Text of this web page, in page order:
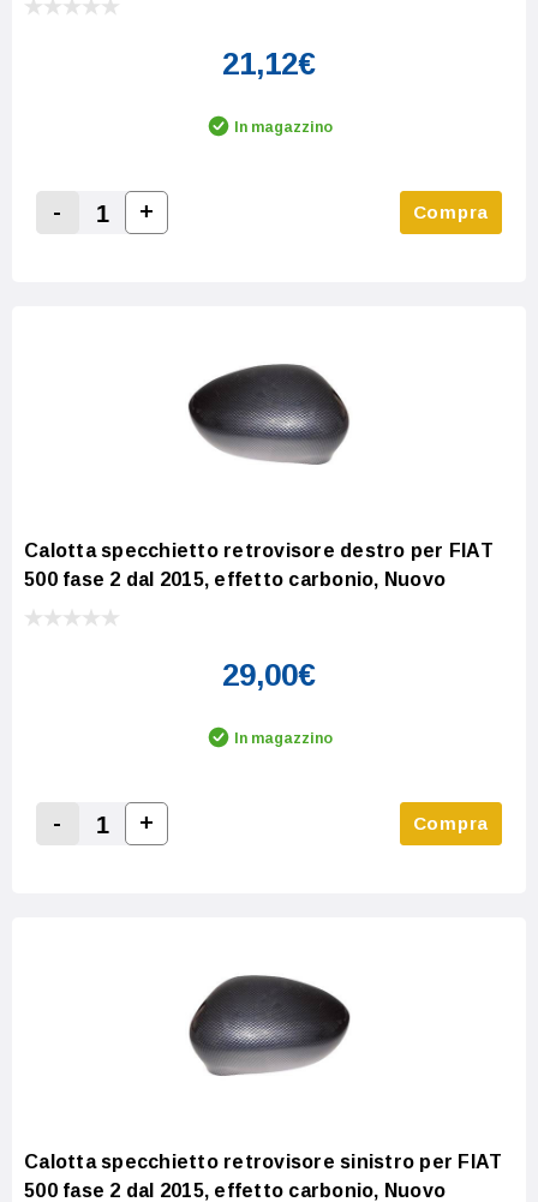
21,12€
In magazzino
Decrease Quantity:
-
Increase Quantity:
+ Compra
Calotta specchietto retrovisore destro per FIAT
500 fase 2 dal 2015, effetto carbonio, Nuovo
29,00€
In magazzino
Decrease Quantity:
-
Increase Quantity:
+ Compra
Calotta specchietto retrovisore sinistro per FIAT
500 fase 2 dal 2015, effetto carbonio, Nuovo